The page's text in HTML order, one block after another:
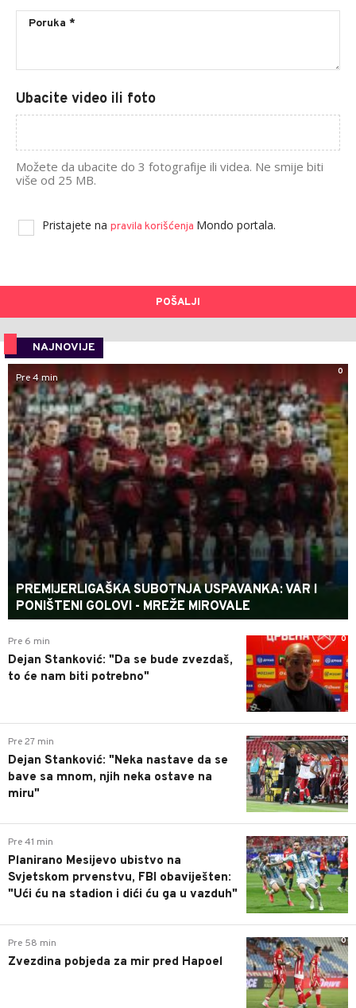
Ubacite video ili foto
Možete da ubacite do 3 fotografije ili videa. Ne smije biti
više od 25 MB.
Pristajete na pravila korišćenja Mondo portala.
POŠALJI
NAJNOVIJE
0
Pre 4 min
PREMIJERLIGAŠKA SUBOTNJA USPAVANKA: VAR I
PONIŠTENI GOLOVI - MREŽE MIROVALE
0
Pre 6 min
Dejan Stanković: "Da se bude zvezdaš,
to će nam biti potrebno"
0
Pre 27 min
Dejan Stanković: "Neka nastave da se
bave sa mnom, njih neka ostave na
miru"
0
Pre 41 min
Planirano Mesijevo ubistvo na
Svjetskom prvenstvu, FBI obaviješten:
"Ući ću na stadion i dići ću ga u vazduh"
0
Pre 58 min
Zvezdina pobjeda za mir pred Hapoel